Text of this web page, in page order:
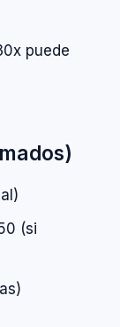
puede
(si